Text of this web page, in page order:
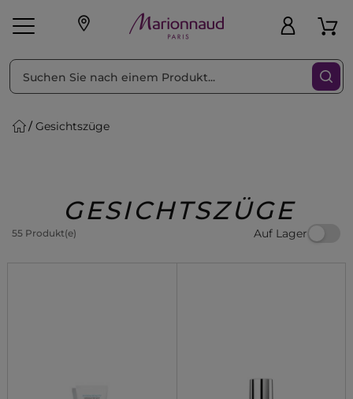
Geschenke
Gesichtszüge
GESICHTSZÜGE
55 Produkt(e) Auf Lager
sortieren nach Filter